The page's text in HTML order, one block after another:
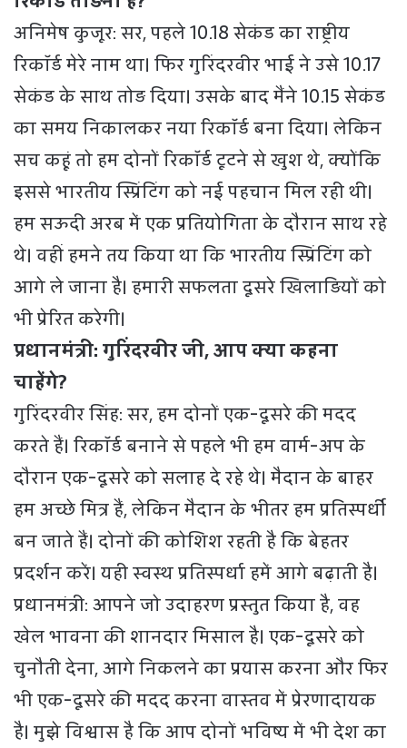
अनिमेष कुजूर: सर, पहले 10.18 सेकंड का राष्ट्रीय
रिकॉर्ड मेरे नाम था। फिर गुरिंदरवीर भाई ने उसे 10.17
सेकंड के साथ तोड़ दिया। उसके बाद मैंने 10.15 सेकंड
का समय निकालकर नया रिकॉर्ड बना दिया। लेकिन
सच कहूं तो हम दोनों रिकॉर्ड टूटने से खुश थे, क्योंकि
इससे भारतीय स्प्रिंटिंग को नई पहचान मिल रही थी।
हम सऊदी अरब में एक प्रतियोगिता के दौरान साथ रहे
थे। वहीं हमने तय किया था कि भारतीय स्प्रिंटिंग को
आगे ले जाना है। हमारी सफलता दूसरे खिलाड़ियों को
भी प्रेरित करेगी।
प्रधानमंत्री: गुरिंदरवीर जी, आप क्या कहना
चाहेंगे?
गुरिंदरवीर सिंह: सर, हम दोनों एक-दूसरे की मदद
करते हैं। रिकॉर्ड बनाने से पहले भी हम वार्म-अप के
दौरान एक-दूसरे को सलाह दे रहे थे। मैदान के बाहर
हम अच्छे मित्र हैं, लेकिन मैदान के भीतर हम प्रतिस्पर्धी
बन जाते हैं। दोनों की कोशिश रहती है कि बेहतर
प्रदर्शन करें। यही स्वस्थ प्रतिस्पर्धा हमें आगे बढ़ाती है।
प्रधानमंत्री: आपने जो उदाहरण प्रस्तुत किया है, वह
खेल भावना की शानदार मिसाल है। एक-दूसरे को
चुनौती देना, आगे निकलने का प्रयास करना और फिर
भी एक-दूसरे की मदद करना वास्तव में प्रेरणादायक
है। मुझे विश्वास है कि आप दोनों भविष्य में भी देश का